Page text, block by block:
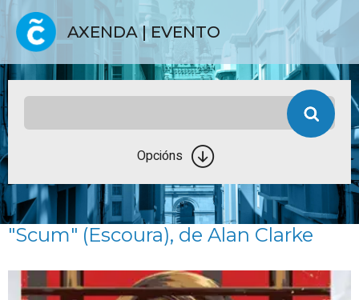
AXENDA | EVENTO
Opcións
"Scum" (Escoura), de Alan Clarke